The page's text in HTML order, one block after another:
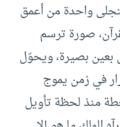
واحدة من أعمق
صورة ترسم
بعين بصيرة، ويحوّل
في زمن يموج
منذ لحظة تأويل